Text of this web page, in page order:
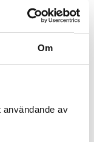
Om
av